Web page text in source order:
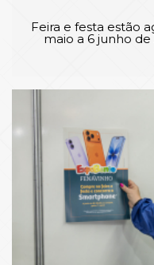
Feira e festa estão
maio a 6 junho